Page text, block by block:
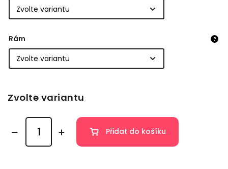
Rám ?
Zvolte variantu
Přidat do košíku